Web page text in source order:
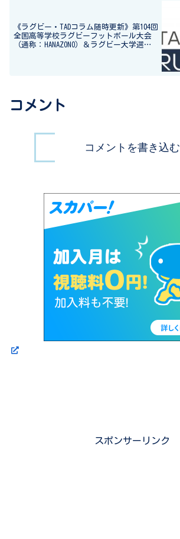
《ラグビー・TADコラム随時更新》第104回
全国高等学校ラグビーフットボール大会
（通称：HANAZONO）＆ラグビー大学選手
コメント
コメントを書き込む
スポンサーリンク